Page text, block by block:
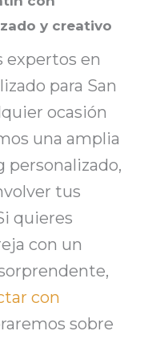
y creativo
expertos en
para San
ocasión
una amplia
personalizado,
tus
quieres
con un
con
sobre